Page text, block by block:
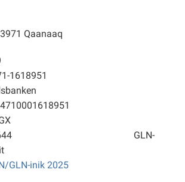
Qaanaaq
1618951
86318644 GLN-
GLN-inik 2025